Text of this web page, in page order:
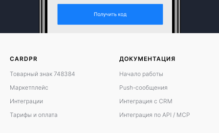
CARDPR
Товарный знак 748384
Маркетплейс
Интеграции
Тарифы и оплата
ДОКУМЕНТАЦИЯ
Начало работы
Push-сообщения
Интеграция с CRM
Интеграция по API / MCP